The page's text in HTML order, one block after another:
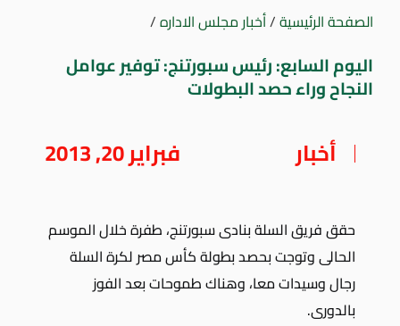
الصفحة الرئيسية/أخبار مجلس الاداره/
اليوم السابع: رئيس سبورتنج: توفير عوامل
النجاح وراء حصد البطولات
أخبار فبراير 20, 2013
حقق فريق السلة بنادى سبورتنج، طفرة خلال الموسم
الحالى وتوجت بحصد بطولة كأس مصر لكرة السلة
رجال وسيدات معا، وهناك طموحات بعد الفوز
بالدورى.